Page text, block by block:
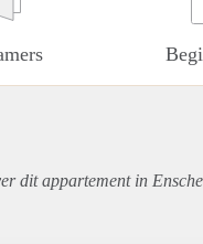
ditappartementin